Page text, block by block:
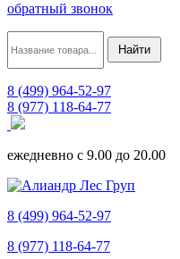
обратный звонок
8 (499) 964-52-97
8 (977) 118-64-77
ежедневно с 9.00 до 20.00
8 (499) 964-52-97
8 (977) 118-64-77